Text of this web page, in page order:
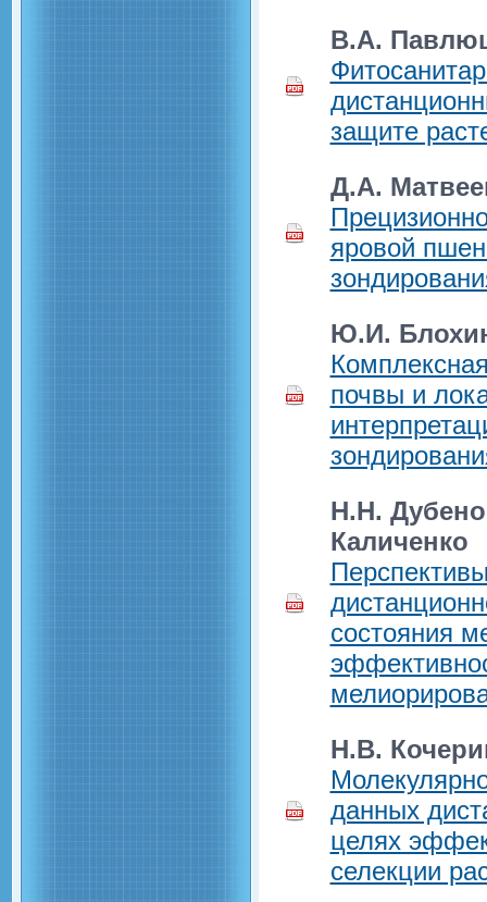
В.А.
защите
Д.А.
яровой
Ю.И.
почвы и
Н.Н.
Каличенко
состояния
Н.В.
данных
целях
селекции